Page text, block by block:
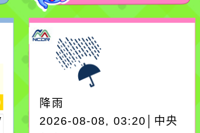
降雨
2026-08-08, 03:20│中央
作者：網路小語
生活是一面鏡子。你對